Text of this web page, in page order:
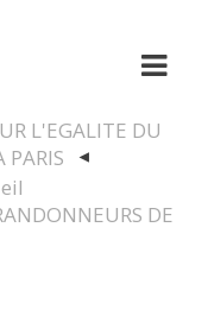
L'EGALITE DU
DE